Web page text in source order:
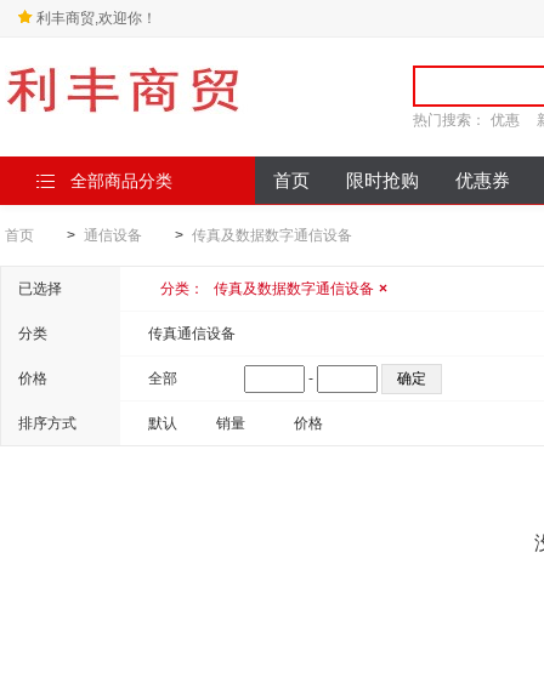
利丰商贸,欢迎你！
热门搜索： 优惠
全部商品分类 首页 限时抢购 优惠券
首页 > 通信设备 > 传真及数据数字通信设备
已选择 分类： 传真及数据数字通信设备 ×
分类 传真通信设备
价格 全部 -
排序方式 默认 销量 价格